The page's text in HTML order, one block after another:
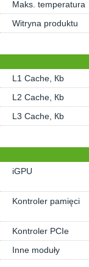
Maks. temperatura
Witryna produktu
L1 Cache, Кb
L2 Cache, Кb
L3 Cache, Кb
iGPU
Kontroler pamięci
Kontroler PCIe
Inne moduły